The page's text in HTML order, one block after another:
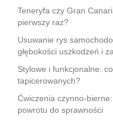
Teneryfa czy Gran
pierwszy raz?
Usuwanie rys
głębokości uszkodzeń i
Stylowe i funkcjonalne:
tapicerowanych?
Ćwiczenia czynno-
powrotu do sprawności